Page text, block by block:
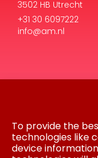
To provide the
technologies like
device
Gedragscode
Inkoop
Cookiebeleid
Colofon